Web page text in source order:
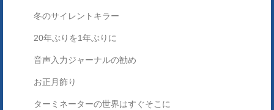
冬のサイレントキラー
20年ぶりを1年ぶりに
音声入力ジャーナルの勧め
お正月飾り
ターミネーターの世界はすぐそこに